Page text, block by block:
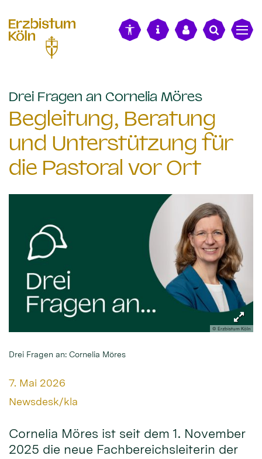
Drei Fragen an Cornelia Möres:
Begleitung, Beratung
und Unterstützung für
die Pastoral vor Ort
© Erzbistum Köln
Drei Fragen an: Cornelia Möres
Datum:
7. Mai 2026
Von:
Newsdesk/kla
Cornelia Möres ist seit dem 1. November
2025 die neue Fachbereichsleiterin der